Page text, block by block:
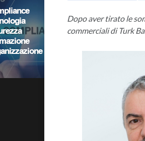
Dopo aver tirato le
commerciali di Turk